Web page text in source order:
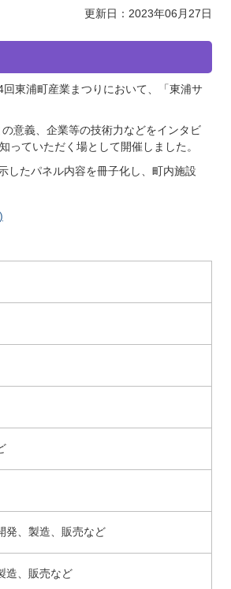
更新日：2023年06月27日
東浦町産業まつりにおいて、「東浦サ
意義、企業等の技術力などをインタビ
っていただく場として開催しました。
したパネル内容を冊子化し、町内施設
発、製造、販売など
造、販売など